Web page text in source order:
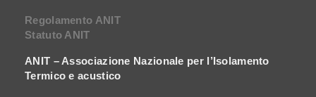
Regolamento ANIT
Statuto ANIT
ANIT – Associazione Nazionale per l’Isolamento
Termico e acustico